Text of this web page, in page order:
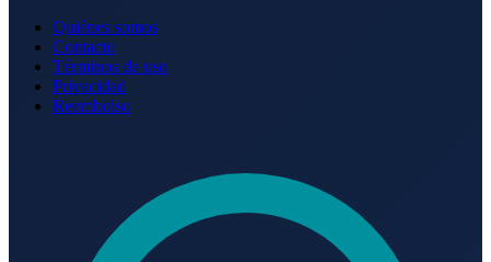
Quiénes somos
Contacto
Términos de uso
Privacidad
Reembolso